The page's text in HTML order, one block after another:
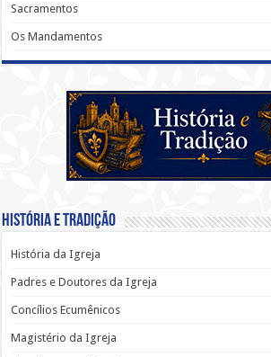
Sacramentos
Os Mandamentos
História e Tradição
História da Igreja
Padres e Doutores da Igreja
Concílios Ecumênicos
Magistério da Igreja